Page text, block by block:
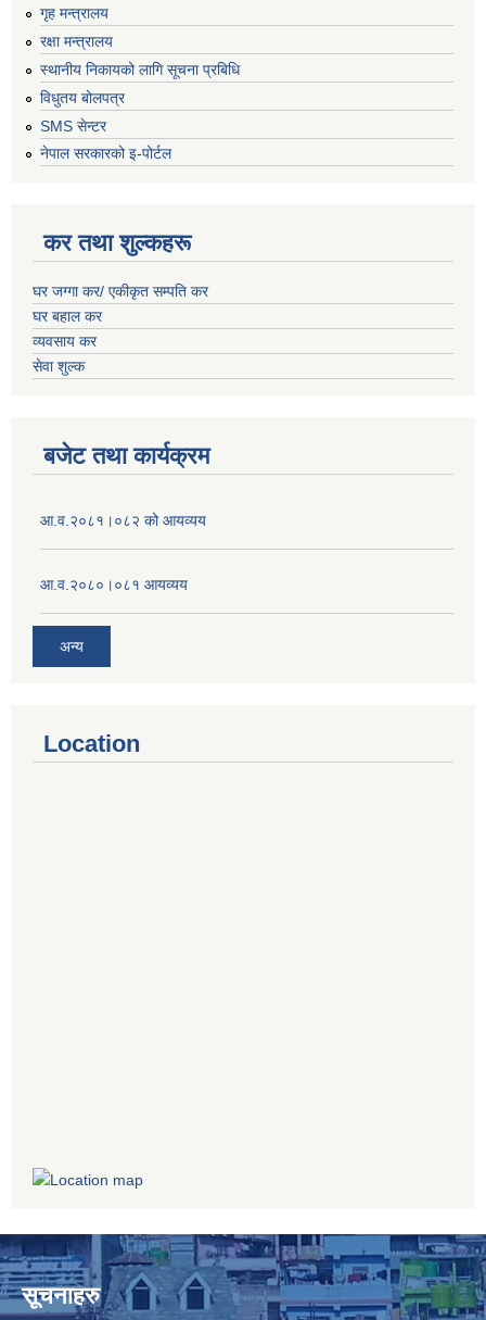
गृह मन्त्रालय
रक्षा मन्त्रालय
स्थानीय निकायको लागि सूचना प्रबिधि
विधुतय बोलपत्र
SMS सेन्टर
नेपाल सरकारको इ-पोर्टल
कर तथा शुल्कहरू
घर जग्गा कर/ एकीकृत सम्पति कर
घर बहाल कर
व्यवसाय कर
सेवा शुल्क
बजेट तथा कार्यक्रम
आ.व.२०८१।०८२ को आयव्यय
आ.व.२०८०।०८१ आयव्यय
अन्य
Location
सूचनाहरु